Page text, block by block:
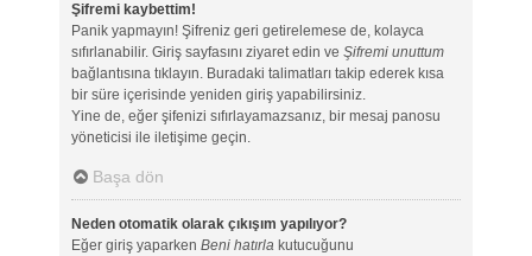
Şifremi kaybettim!
Panik yapmayın! Şifreniz geri getirelemese de, kolayca
sıfırlanabilir. Giriş sayfasını ziyaret edin ve Şifremi unuttum
bağlantısına tıklayın. Buradaki talimatları takip ederek kısa
bir süre içerisinde yeniden giriş yapabilirsiniz.
Yine de, eğer şifenizi sıfırlayamazsanız, bir mesaj panosu
yöneticisi ile iletişime geçin.
Başa dön
Neden otomatik olarak çıkışım yapılıyor?
Eğer giriş yaparken Beni hatırlakutucuğunu